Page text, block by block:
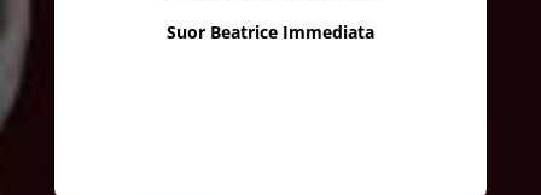
Suor Beatrice Immediata